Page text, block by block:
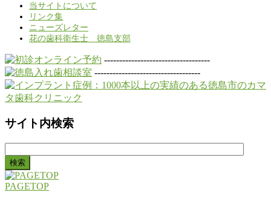
当サイトについて
リンク集
ニューズレター
花の歯科衛生士 徳島支部
-----------------------------------
-----------------------------------
サイト内検索
索:
PAGETOP